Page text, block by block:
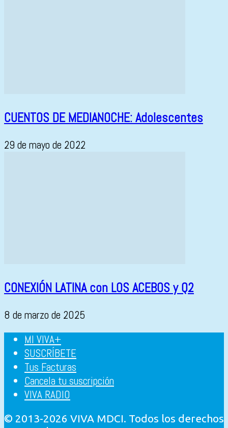
CUENTOS DE MEDIANOCHE: Adolescentes
29 de mayo de 2022
CONEXIÓN LATINA con LOS ACEBOS y Q2
8 de marzo de 2025
MI VIVA+
SUSCRÍBETE
Tus Facturas
Cancela tu suscripción
VIVA RADIO
© 2013-2026 VIVA MDCI. Todos los derechos